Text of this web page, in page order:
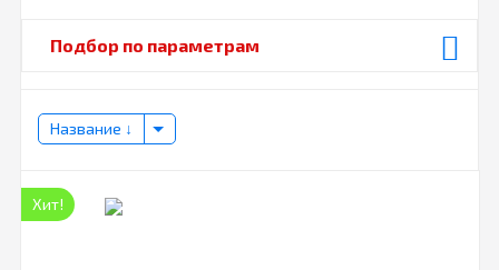
Подбор по параметрам
Название
Хит!